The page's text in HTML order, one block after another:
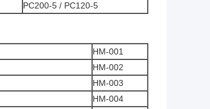
PC200-5 / PC120-5
HM-001
HM-002
HM-003
HM-004